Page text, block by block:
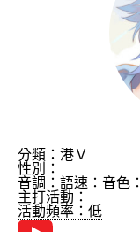
分類：港Ｖ
性別：
音調： 語速： 音色：
主打活動：
活動頻率：低